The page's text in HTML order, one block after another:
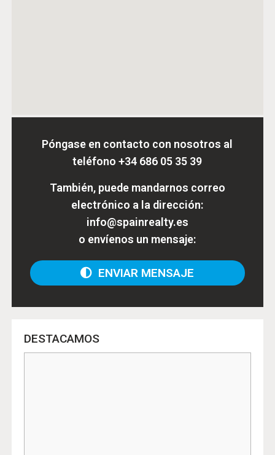
Póngase en contacto con nosotros al
teléfono+34 686 05 35 39
También, puede mandarnos correo
electrónico a la dirección:
info@spainrealty.es
o envíenos un mensaje:
ENVIAR MENSAJE
DESTACAMOS